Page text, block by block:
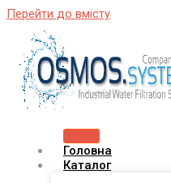
Перейти до вмісту
Головна
Каталог